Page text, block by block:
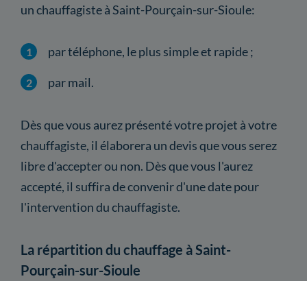
un chauffagiste à Saint-Pourçain-sur-Sioule:
par téléphone, le plus simple et rapide ;
par mail.
Dès que vous aurez présenté votre projet à votre
chauffagiste, il élaborera un devis que vous serez
libre d'accepter ou non. Dès que vous l'aurez
accepté, il suffira de convenir d'une date pour
l'intervention du chauffagiste.
La répartition du chauffage à Saint-
Pourçain-sur-Sioule